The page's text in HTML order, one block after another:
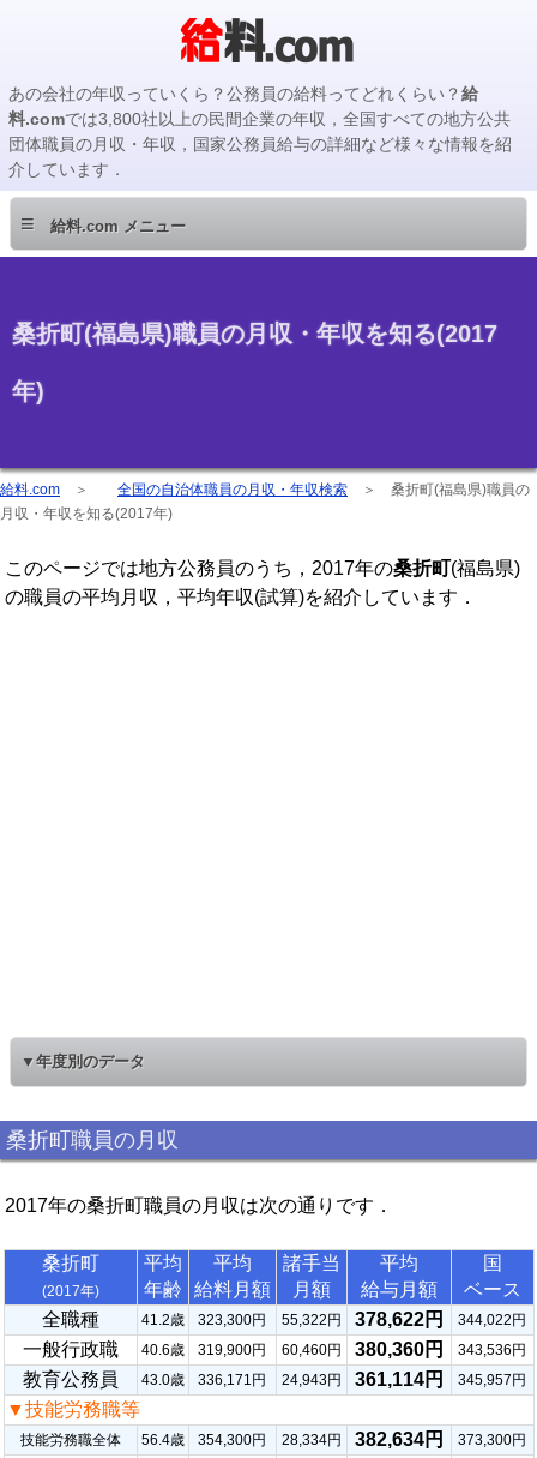
あの会社の年収っていくら？公務員の給料ってどれくらい？給
料.comでは3,800社以上の民間企業の年収，全国すべての地方公共
団体職員の月収・年収，国家公務員給与の詳細など様々な情報を紹
介しています．
≡ 給料.com メニュー
桑折町(福島県)職員の月収・年収を知る(2017
年)
給料.com ＞ 全国の自治体職員の月収・年収検索 ＞ 桑折町(福島県)職員の
月収・年収を知る(2017年)
このページでは地方公務員のうち，2017年の桑折町(福島県)
の職員の平均月収，平均年収(試算)を紹介しています．
▼年度別のデータ
桑折町職員の月収
2017年の桑折町職員の月収は次の通りです．
桑折町
(2017年)
平均
年齢
平均
給料月額
諸手当
月額
平均
給与月額
国
ベース
全職種
41.2歳 323,300円 55,322円 378,622円 344,022円
一般行政職 40.6歳 319,900円 60,460円 380,360円 343,536円
教育公務員 43.0歳 336,171円 24,943円 361,114円 345,957円
▼技能労務職等
技能労務職全体 56.4歳 354,300円 28,334円 382,634円
373,300円